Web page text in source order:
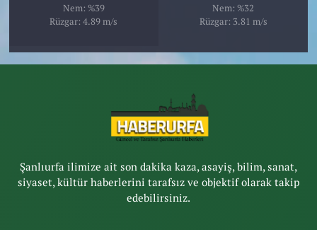
Nem: %39
Rüzgar: 4.89 m/s
Nem: %32
Rüzgar: 3.81 m/s
Şanlıurfa ilimize ait son dakika kaza, asayiş, bilim, sanat,
siyaset, kültür haberlerini tarafsız ve objektif olarak takip
edebilirsiniz.